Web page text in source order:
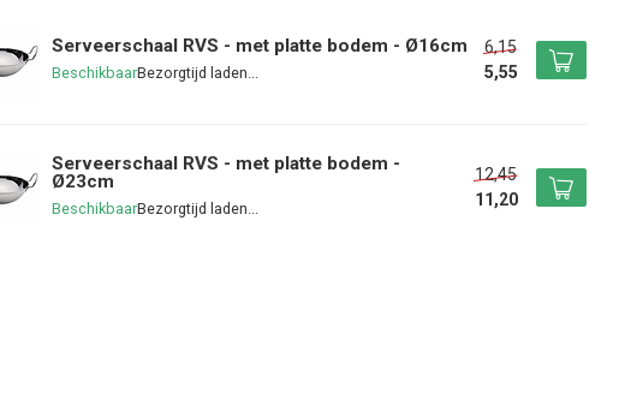
Serveerschaal RVS - met platte bodem - Ø16cm
Beschikbaar
6,15
5,55
Serveerschaal RVS - met platte bodem -
Ø23cm
Beschikbaar
12,45
11,20